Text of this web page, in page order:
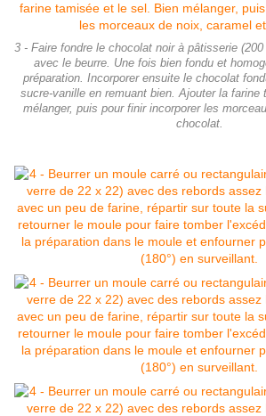
3 - Faire fondre le chocolat noir à pâtisserie
avec le beurre. Une fois bien fondu et
préparation. Incorporer ensuite le chocolat
sucre-vanille en remuant bien. Ajouter la farine
mélanger, puis pour finir incorporer les
chocolat.